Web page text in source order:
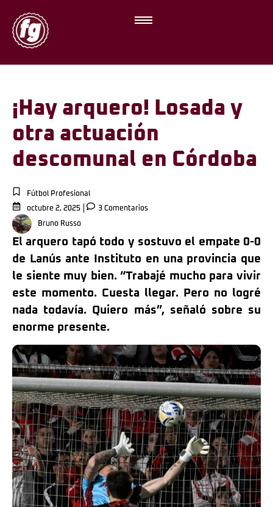
¡Hay arquero! Losada y
otra actuación
descomunal en Córdoba
Fútbol Profesional
octubre 2, 2025
3 Comentarios
Bruno Russo
El arquero tapó todo y sostuvo el empate 0-0
de Lanús ante Instituto en una provincia que
le siente muy bien. “Trabajé mucho para vivir
este momento. Cuesta llegar. Pero no logré
nada todavía. Quiero más”, señaló sobre su
enorme presente.